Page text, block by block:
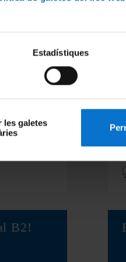
Estadístiques
les galetes
B2!
B2!